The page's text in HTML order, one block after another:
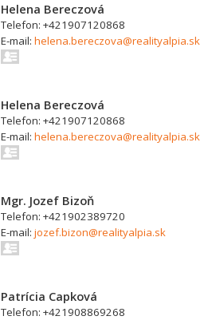
Helena Bereczová
Telefon: +421907120868
E-mail:helena.bereczova@realityalpia.sk
Helena Bereczová
Telefon: +421907120868
E-mail:helena.bereczova@realityalpia.sk
Mgr. Jozef Bizoň
Telefon: +421902389720
E-mail:jozef.bizon@realityalpia.sk
Patrícia Capková
Telefon: +421908869268